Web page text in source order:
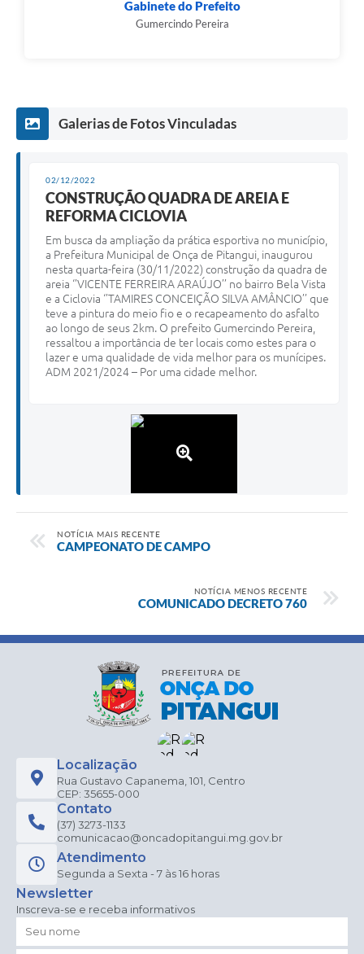
Gabinete do Prefeito
Gumercindo Pereira
Galerias de Fotos Vinculadas
02/12/2022
CONSTRUÇÃO QUADRA DE AREIA E
REFORMA CICLOVIA
Em busca da ampliação da prática esportiva no município,
a Prefeitura Municipal de Onça de Pitangui, inaugurou
nesta quarta-feira (30/11/2022) construção da quadra de
areia ‘’VICENTE FERREIRA ARAÚJO’’ no bairro Bela Vista
e a Ciclovia ‘’TAMIRES CONCEIÇÃO SILVA AMÂNCIO’’ que
teve a pintura do meio fio e o recapeamento do asfalto
ao longo de seus 2km. O prefeito Gumercindo Pereira,
ressaltou a importância de ter locais como estes para o
lazer e uma qualidade de vida melhor para os munícipes.
ADM 2021/2024 – Por uma cidade melhor.
NOTÍCIA MAIS RECENTE
CAMPEONATO DE CAMPO
NOTÍCIA MENOS RECENTE
COMUNICADO DECRETO 760
Localização
Rua Gustavo Capanema, 101, Centro
CEP: 35655-000
Contato
(37) 3273-1133
comunicacao@oncadopitangui.mg.gov.br
Atendimento
Segunda a Sexta - 7 às 16 horas
Newsletter
Inscreva-se e receba informativos